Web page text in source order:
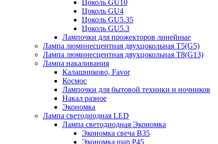
Цоколь GU10
Цоколь GU4
Цоколь GU5.35
Цоколь GU5.3
Лампочки для прожекторов линейные
Лампа люминесцентная двухцокольная Т5(G5)
Лампа люминесцентная двухцокольная Т8(G13)
Лампа накаливания
Калашниково, Favor
Космос
Лампочки для бытовой техники и ночников
Накал разное
Экономка
Лампа светодиодная LED
Лампа светодиодная Экономка
Экономка свеча B35
Экономка шар P45